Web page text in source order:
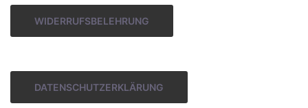
WIDERRUFSBELEHRUNG
DATENSCHUTZERKLÄRUNG